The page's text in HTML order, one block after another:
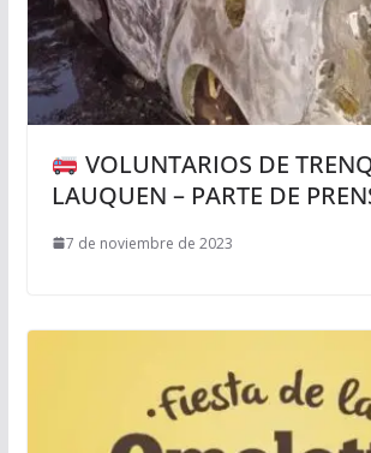
VOLUNTARIOS DE
LAUQUEN – PARTE DE
7 de noviembre de 2023